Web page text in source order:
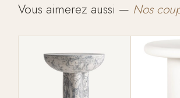
Vous aimerez aussi — Nos